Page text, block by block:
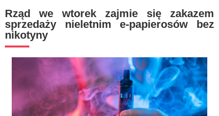
Rząd we wtorek zajmie się zakazem
sprzedaży nieletnim e-papierosów bez
nikotyny